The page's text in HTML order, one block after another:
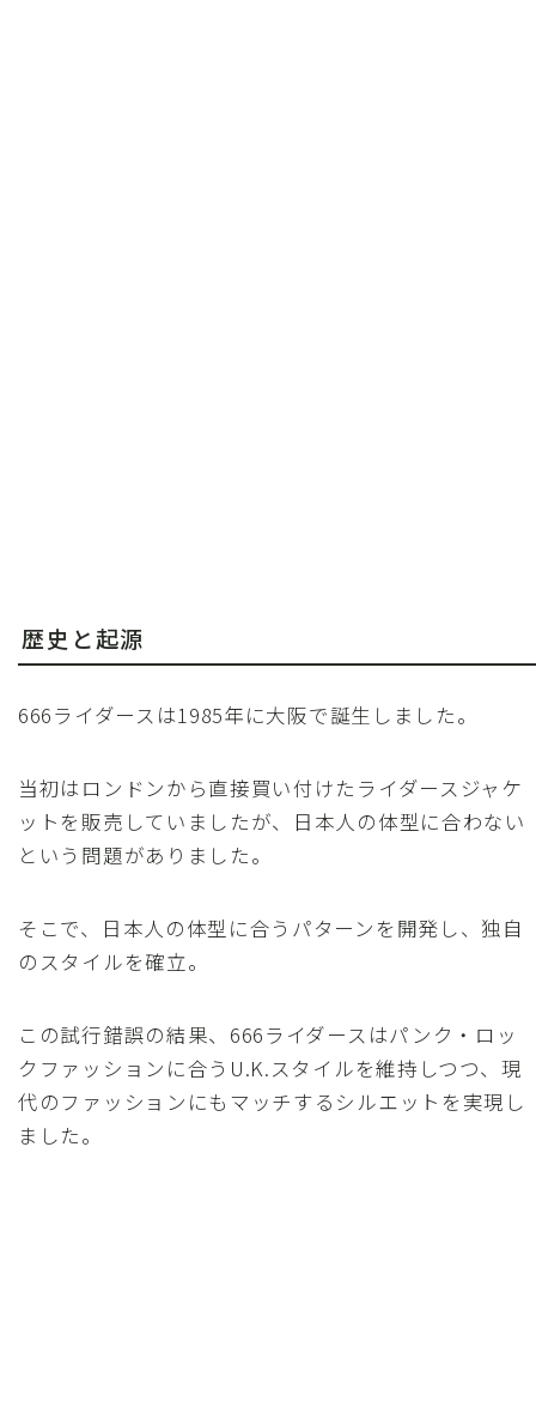
歴史と起源
666ライダースは1985年に大阪で誕生しました。
当初はロンドンから直接買い付けたライダースジャケ
ットを販売していましたが、日本人の体型に合わない
という問題がありました。
そこで、日本人の体型に合うパターンを開発し、独自
のスタイルを確立。
この試行錯誤の結果、666ライダースはパンク・ロッ
クファッションに合うU.K.スタイルを維持しつつ、現
代のファッションにもマッチするシルエットを実現し
ました。